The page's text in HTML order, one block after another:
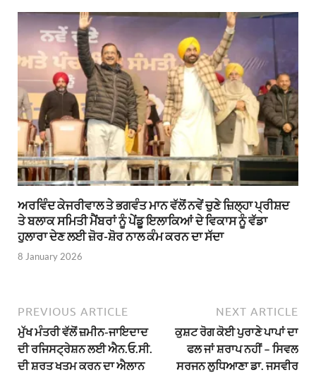
ਅਰਵਿੰਦ ਕੇਜਰੀਵਾਲ ਤੇ ਭਗਵੰਤ ਮਾਨ ਵੱਲੋਂ ਨਵੇਂ ਚੁਣੇ ਜ਼ਿਲ੍ਹਾ ਪ੍ਰੀਸ਼ਦ
ਤੇ ਬਲਾਕ ਸਮਿਤੀ ਮੈਂਬਰਾਂ ਨੂੰ ਪੇਂਡੂ ਇਲਾਕਿਆਂ ਦੇ ਵਿਕਾਸ ਨੂੰ ਵੱਡਾ
ਹੁਲਾਰਾ ਦੇਣ ਲਈ ਜ਼ੋਰ-ਸ਼ੋਰ ਨਾਲ ਕੰਮ ਕਰਨ ਦਾ ਸੱਦਾ
8 January 2026
PREVIOUS ARTICLE
ਮੁੱਖ ਮੰਤਰੀ ਵੱਲੋਂ ਜ਼ਮੀਨ-ਜਾਇਦਾਦ
ਦੀ ਰਜਿਸਟ੍ਰੇਸ਼ਨ ਲਈ ਐਨ.ਓ.ਸੀ.
ਦੀ ਸ਼ਰਤ ਖਤਮ ਕਰਨ ਦਾ ਐਲਾਨ
NEXT ARTICLE
ਕੁਸ਼ਟ ਰੋਗ ਕੋਈ ਪੁਰਾਣੇ ਪਾਪਾਂ ਦਾ
ਫਲ ਜਾਂ ਸ਼ਰਾਪ ਨਹੀਂ – ਸਿਵਲ
ਸਰਜਨ ਲੁਧਿਆਣਾ ਡਾ. ਜਸਵੀਰ